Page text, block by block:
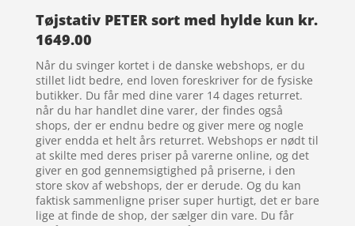
Tøjstativ PETER sort med hylde kun kr.
1649.00
Når du svinger kortet i de danske webshops, er du
stillet lidt bedre, end loven foreskriver for de fysiske
butikker. Du får med dine varer 14 dages returret.
når du har handlet dine varer, der findes også
shops, der er endnu bedre og giver mere og nogle
giver endda et helt års returret. Webshops er nødt til
at skilte med deres priser på varerne online, og det
giver en god gennemsigtighed på priserne, i den
store skov af webshops, der er derude. Og du kan
faktisk sammenligne priser super hurtigt, det er bare
lige at finde de shop, der sælger din vare. Du får